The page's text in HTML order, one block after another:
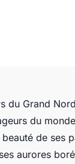
du Grand
du
de ses
aurores